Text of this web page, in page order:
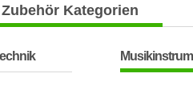
Kategorien